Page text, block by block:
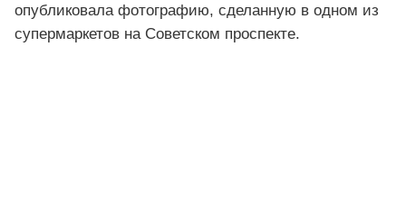
опубликовала фотографию, сделанную в одном из
супермаркетов на Советском проспекте.